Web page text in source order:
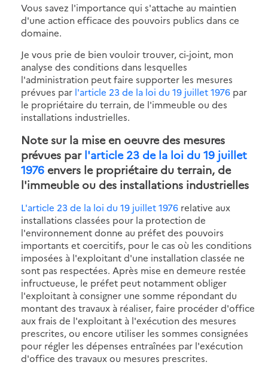
Vous savez l'importance qui s'attache au maintien
d'une action efficace des pouvoirs publics dans ce
domaine.
Je vous prie de bien vouloir trouver, ci-joint, mon
analyse des conditions dans lesquelles
l'administration peut faire supporter les mesures
prévues par l'article 23 de la loi du 19 juillet 1976 par
le propriétaire du terrain, de l'immeuble ou des
installations industrielles.
Note sur la mise en oeuvre des mesures
prévues par l'article 23 de la loi du 19 juillet
1976 envers le propriétaire du terrain, de
l'immeuble ou des installations industrielles
L'article 23 de la loi du 19 juillet 1976 relative aux
installations classées pour la protection de
l'environnement donne au préfet des pouvoirs
importants et coercitifs, pour le cas où les conditions
imposées à l'exploitant d'une installation classée ne
sont pas respectées. Après mise en demeure restée
infructueuse, le préfet peut notamment obliger
l'exploitant à consigner une somme répondant du
montant des travaux à réaliser, faire procéder d'office
aux frais de l'exploitant à l'exécution des mesures
prescrites, ou encore utiliser les sommes consignées
pour régler les dépenses entraînées par l'exécution
d'office des travaux ou mesures prescrites.